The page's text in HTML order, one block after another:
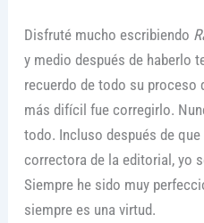
Disfruté mucho escribiendo
y medio después de haberlo
recuerdo de todo su proceso
más difícil fue corregirlo.
todo. Incluso después de
correctora de la editorial, yo
Siempre he sido muy
siempre es una virtud.